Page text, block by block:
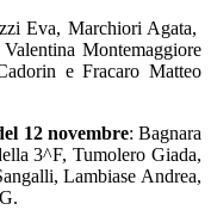
Eva, Marchiori Agata,
Montemaggiore
e Fracaro Matteo
12 novembre: Bagnara
3^F, Tumolero Giada,
Lambiase Andrea,